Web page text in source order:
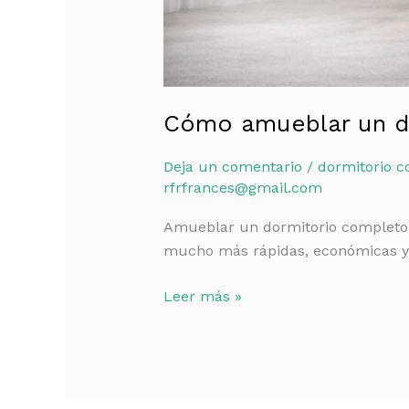
Cómo amueblar un
Deja un comentario / dormitorio
rfrfrances@gmail.com
Amueblar un dormitorio
mucho más rápidas, económicas
Leer más »